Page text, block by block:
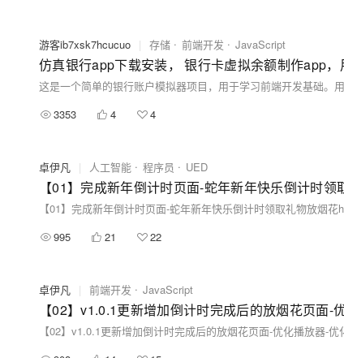
游客ib7xsk7hcucuo | 存储 前端开发 JavaScript
仿真银行app下载安装， 银行卡虚拟余额制作app
这是一个简单的银行账户模拟器项目，用于学习前端开发基础。
3353
4 4
卓伊凡 | 人工智能 程序员 UED
995
21 22
卓伊凡 | 前端开发 JavaScript